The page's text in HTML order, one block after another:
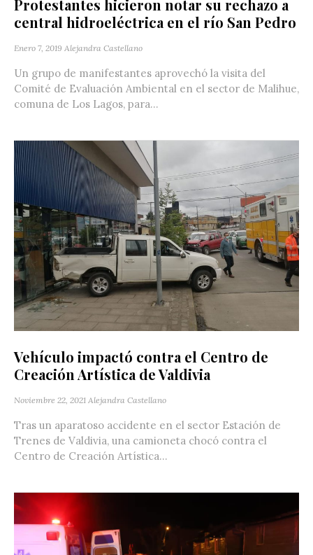
Protestantes hicieron notar su rechazo a
central hidroeléctrica en el río San Pedro
Enero 7, 2019 Alejandra Castellano
Un grupo de manifestantes aprovechó la visita del
Comité de Evaluación Ambiental en el sector de Malihue,
comuna de Los Lagos, para...
Vehículo impactó contra el Centro de
Creación Artística de Valdivia
Noviembre 22, 2021 Alejandra Castellano
Tras un aparatoso accidente en el sector Estación de
Trenes de Valdivia, una camioneta chocó contra el
Centro de Creación Artística...